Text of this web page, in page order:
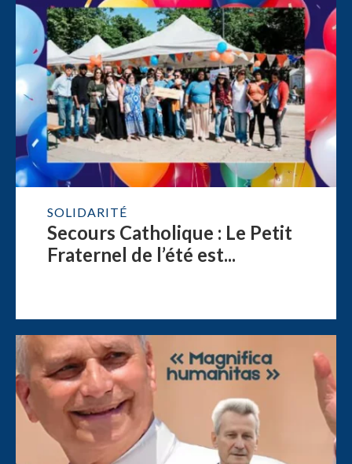
SOLIDARITÉ
Secours Catholique : Le Petit
Fraternel de l’été est...